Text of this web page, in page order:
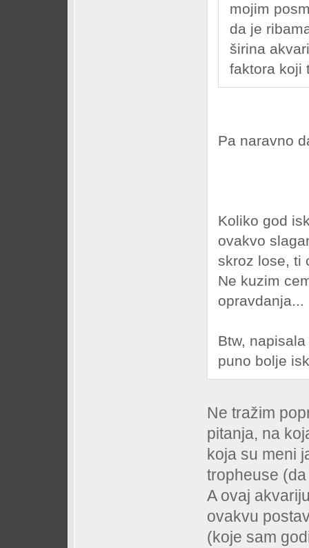
mojim
da je
širina
faktora koji
Pa naravno
Koliko god
ovakvo
skroz lose, ti
Ne kuzim
opravdanja...
Btw,
puno bolje
Ne tražim
pitanja, na
koja su meni
tropheuse
A ovaj
ovakvu
(koje sam